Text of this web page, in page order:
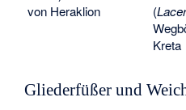
von Heraklion
(
Kreta
Gliederfüßer und